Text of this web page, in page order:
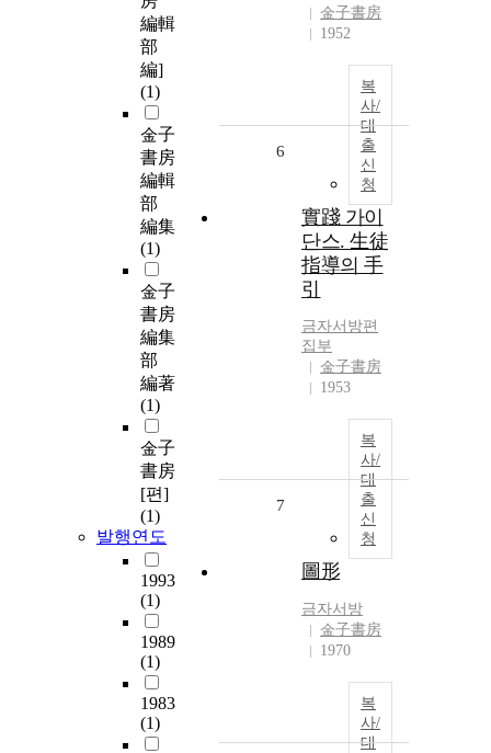
編輯
部
編]
(1)
金子
書房
編輯
部
編集
(1)
金子
書房
編集
部
編著
(1)
金子
書房
[편]
(1)
발행연도
1993
(1)
1989
(1)
1983
(1)
金子書房
1952
복
사/
대
출
신
청
6
實踐 가이
단스. 生徒
指導의 手
引
금자서방편
집부
金子書房
1953
복
사/
대
출
신
청
7
圖形
금자서방
金子書房
1970
복
사/
대